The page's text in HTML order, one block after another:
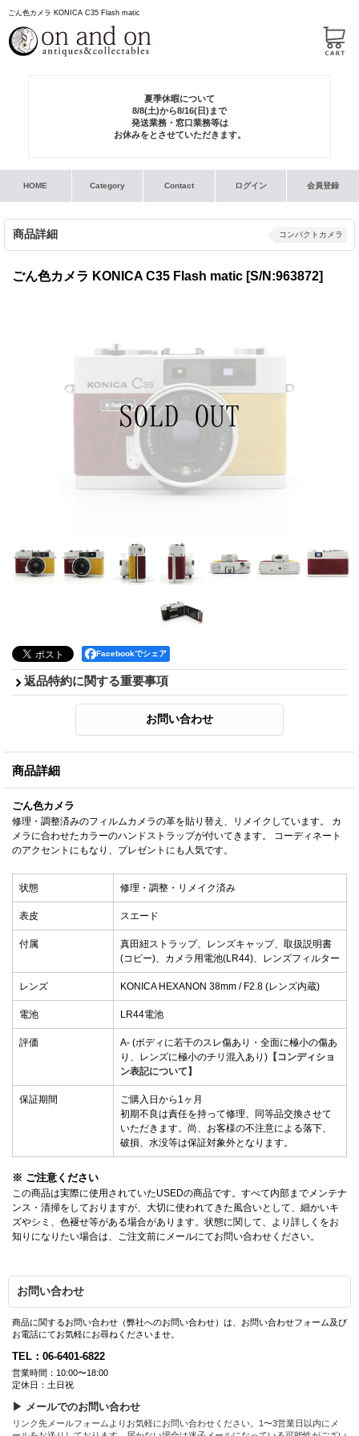
ごん色カメラ KONICA C35 Flash matic
夏季休暇について
8/8(土)から8/16(日)まで
発送業務・窓口業務等は
お休みをとさせていただきます。
HOME Category Contact ログイン 会員登録
商品詳細 コンパクトカメラ
ごん色カメラ KONICA C35 Flash matic [S/N:963872]
Facebookでシェア
返品特約に関する重要事項
商品詳細
ごん色カメラ
修理・調整済みのフィルムカメラの革を貼り替え、リメイクしています。 カ
メラに合わせたカラーのハンドストラップが付いてきます。 コーディネート
のアクセントにもなり、プレゼントにも人気です。
状態 修理・調整・リメイク済み
表皮 スエード
付属
真田紐ストラップ、レンズキャップ、取扱説明書
(コピー)、カメラ用電池(LR44)、レンズフィルター
レンズ KONICA HEXANON 38mm / F2.8 (レンズ内蔵)
電池 LR44電池
評価
A- (ボディに若干のスレ傷あり・全面に極小の傷あ
り、レンズに極小のチリ混入あり) 【コンディショ
ン表記について】
保証期間
ご購入日から1ヶ月
初期不良は責任を持って修理、同等品交換させて
いただきます。尚、お客様の不注意による落下、
破損、水没等は保証対象外となります。
※ ご注意ください
この商品は実際に使用されていたUSEDの商品です。すべて内部までメンテナ
ンス・清掃をしておりますが、大切に使われてきた風合いとして、細かいキ
ズやシミ、色褪せ等がある場合があります。状態に関して、より詳しくをお
知りになりたい場合は、ご注文前にメールにてお問い合わせください。
お問い合わせ
商品に関するお問い合わせ（弊社へのお問い合わせ）は、お問い合わせフォーム及び
お電話にてお気軽にお尋ねくださいませ。
TEL：06-6401-6822
営業時間：10:00〜18:00
定休日：土日祝
▶ メールでのお問い合わせ
リンク先メールフォームよりお気軽にお問い合わせください。1〜3営業日以内にメ